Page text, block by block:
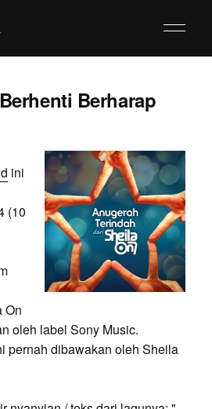
Berharap
ini
(10
On
oleh label Sony Music.
pernah dibawakan oleh Sheila